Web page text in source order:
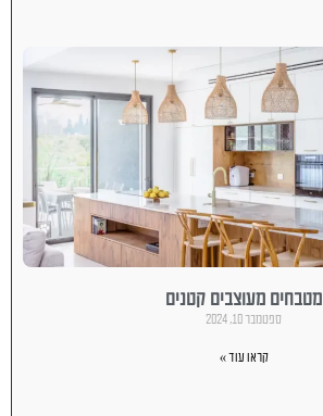
מטבחים מעוצבים קטנים
ספטמבר 10, 2024
קראו עוד »